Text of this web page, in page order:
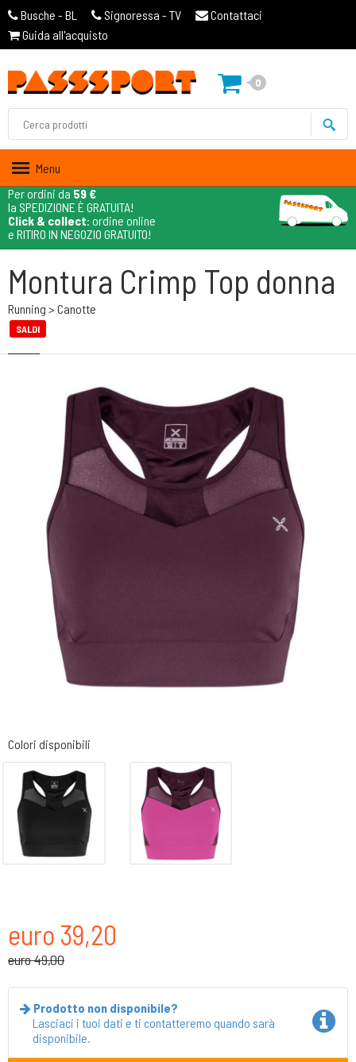
Busche - BL Signoressa - TV
Contattaci
Guida all'acquisto
0
Menu
Per ordini da 59 €
la SPEDIZIONE È GRATUITA!
Click & collect: ordine online
e RITIRO IN NEGOZIO GRATUITO!
Montura Crimp Top donna
Running > Canotte
SALDI
Colori disponibili
euro 39,20
euro 49,00
Prodotto non disponibile?
Lasciaci i tuoi dati e ti contatteremo quando sarà
disponibile.